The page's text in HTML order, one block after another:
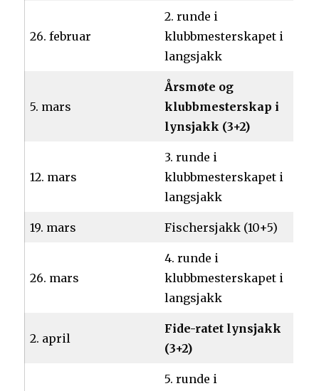
26. februar
2. runde i
klubbmesterskapet i
langsjakk
5. mars
Årsmøte og
klubbmesterskap i
lynsjakk (3+2)
12. mars
3. runde i
klubbmesterskapet i
langsjakk
19. mars Fischersjakk (10+5)
26. mars
4. runde i
klubbmesterskapet i
langsjakk
2. april
Fide-ratet lynsjakk
(3+2)
5. runde i